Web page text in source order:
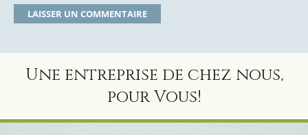
Une entreprise de chez nous,
pour Vous!